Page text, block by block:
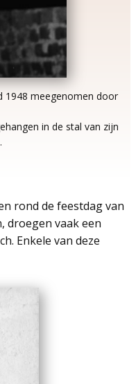
1948 meegenomen door
in de stal van zijn
rond de feestdag van
droegen vaak een
Enkele van deze